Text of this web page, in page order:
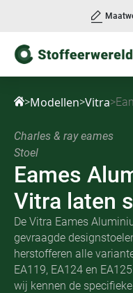
Maatwerk voor
>Modellen>Vitra>
Charles & ray eames
Stoel
Eames
Vitra laten
De Vitra Eames
gevraagde
herstofferen alle
EA119, EA124 en
wij kennen de